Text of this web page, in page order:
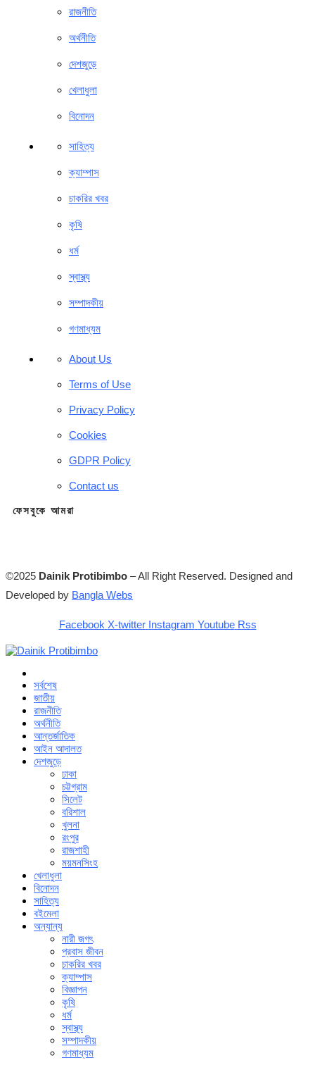
রাজনীতি
অর্থনীতি
দেশজুড়ে
খেলাধুলা
বিনোদন
সাহিত্য
ক্যাম্পাস
চাকরির খবর
কৃষি
ধর্ম
স্বাস্থ্য
সম্পাদকীয়
গণমাধ্যম
About Us
Terms of Use
Privacy Policy
Cookies
GDPR Policy
Contact us
ফেসবুকে আমরা
©2025 Dainik Protibimbo – All Right Reserved. Designed and
Developed by Bangla Webs
Facebook X-twitter Instagram Youtube Rss
সর্বশেষ
জাতীয়
রাজনীতি
অর্থনীতি
আন্তর্জাতিক
আইন আদালত
দেশজুড়ে
ঢাকা
চট্টগ্রাম
সিলেট
বরিশাল
খুলনা
রংপুর
রাজশাহী
ময়মনসিংহ
খেলাধুলা
বিনোদন
সাহিত্য
বইমেলা
অন্যান্য
নারী জগৎ
প্রবাস জীবন
চাকরির খবর
ক্যাম্পাস
বিজ্ঞাপন
কৃষি
ধর্ম
স্বাস্থ্য
সম্পাদকীয়
গণমাধ্যম